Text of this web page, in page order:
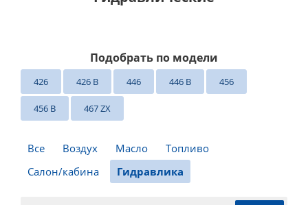
Подобрать по модели
426 426 B 446 446 B 456
456 B 467 ZX
Все Воздух Масло
Топливо
Салон/кабина
Гидравлика